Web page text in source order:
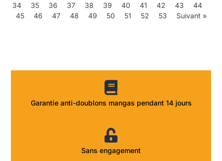
34
35 36 37 38 39 40 41 42 43
44
45
46 47 48 49 50 51 52 53 Suivant »
Garantie anti-doublons mangas pendant 14 jours
Sans engagement